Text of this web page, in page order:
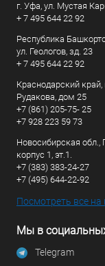
г. Уфа, ул. Мустая
+ 7 495 644 22 92
Республика
ул. Геологов, зд. 23
+ 7 495 644 22 92
Краснодарский
Рудакова, дом 25
+7 (861) 205-75- 25
+7 928 223 59 73
Новосибирская обл.,
корпус 1, эт.1.
+7 (383) 383-24-27
+7 (495) 644-22-92
Посмотреть все на
Мы в
Telegram